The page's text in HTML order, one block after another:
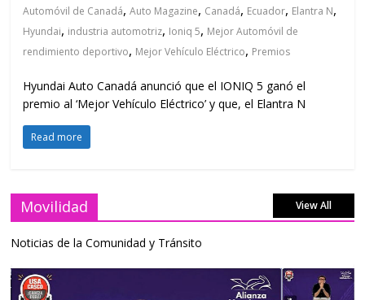
Automóvil de Canadá,Auto Magazine, Canadá, Ecuador, Elantra N,
Hyundai, industria automotriz, Ioniq 5, Mejor Automóvil de
rendimiento deportivo, Mejor Vehículo Eléctrico, Premios
Hyundai Auto Canadá anunció que el IONIQ 5 ganó el
premio al ‘Mejor Vehículo Eléctrico’ y que, el Elantra N
Read more
Movilidad View All
Noticias de la Comunidad y Tránsito